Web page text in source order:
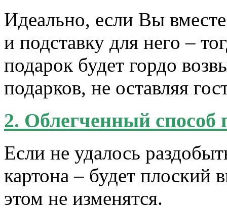
Идеально, если Вы
и подставку для него –
подарок будет гордо
подарков, не оставляя
2. Облегченный способ
Если не удалось
картона – будет плоский
этом не изменятся.